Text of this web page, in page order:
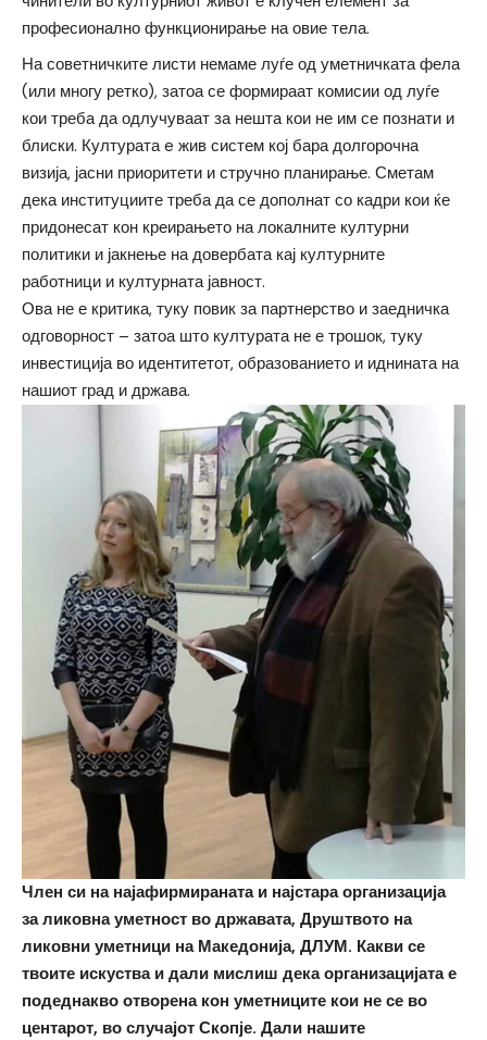
професионално функционирање на овие тела.
На советничките листи немаме луѓе од уметничката фела
(или многу ретко), затоа се формираат комисии од луѓе
кои треба да одлучуваат за нешта кои не им се познати и
блиски. Културата e жив систем кој бара долгорочна
визија, јасни приоритети и стручно планирање. Сметам
дека институциите треба да се дополнат со кадри кои ќе
придонесат кон креирањето на локалните културни
политики и јакнење на довербата кај културните
работници и културната јавност.
Ова не е критика, туку повик за партнерство и заедничка
одговорност – затоа што културата не е трошок, туку
инвестиција во идентитетот, образованието и иднината на
нашиот град и држава.
Член си на најафирмираната и најстара организација
за ликовна уметност во државата, Друштвото на
ликовни уметници на Македонија, ДЛУМ. Какви се
твоите искуства и дали мислиш дека организацијата е
подеднакво отворена кон уметниците кои не се во
центарот, во случајот Скопје. Дали нашите